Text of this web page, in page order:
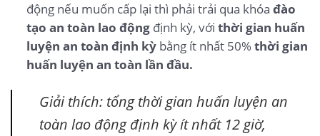
động nếu muốn cấp lại thì phải trải qua khóa đào
tạo an toàn lao độngđịnh kỳ, với thời gian huấn
luyện an toàn định kỳbằng ít nhất 50% thời gian
huấn luyện an toàn lần đầu.
Giải thích: tổng thời gian huấn luyện an
toàn lao động định kỳ ít nhất 12 giờ,